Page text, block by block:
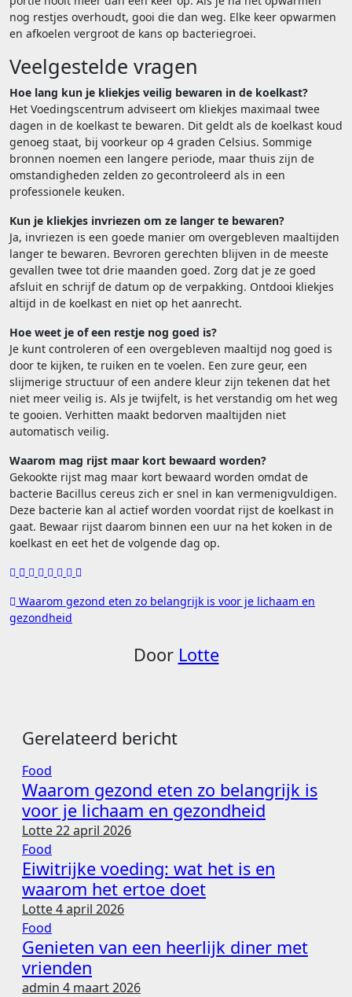
nog restjes overhoudt, gooi die dan weg. Elke keer opwarmen
en afkoelen vergroot de kans op bacteriegroei.
Veelgestelde vragen
Hoe lang kun je kliekjes veilig bewaren in de koelkast?
Het Voedingscentrum adviseert om kliekjes maximaal twee
dagen in de koelkast te bewaren. Dit geldt als de koelkast koud
genoeg staat, bij voorkeur op 4 graden Celsius. Sommige
bronnen noemen een langere periode, maar thuis zijn de
omstandigheden zelden zo gecontroleerd als in een
professionele keuken.
Kun je kliekjes invriezen om ze langer te bewaren?
Ja, invriezen is een goede manier om overgebleven maaltijden
langer te bewaren. Bevroren gerechten blijven in de meeste
gevallen twee tot drie maanden goed. Zorg dat je ze goed
afsluit en schrijf de datum op de verpakking. Ontdooi kliekjes
altijd in de koelkast en niet op het aanrecht.
Hoe weet je of een restje nog goed is?
Je kunt controleren of een overgebleven maaltijd nog goed is
door te kijken, te ruiken en te voelen. Een zure geur, een
slijmerige structuur of een andere kleur zijn tekenen dat het
niet meer veilig is. Als je twijfelt, is het verstandig om het weg
te gooien. Verhitten maakt bedorven maaltijden niet
automatisch veilig.
Waarom mag rijst maar kort bewaard worden?
Gekookte rijst mag maar kort bewaard worden omdat de
bacterie Bacillus cereus zich er snel in kan vermenigvuldigen.
Deze bacterie kan al actief worden voordat rijst de koelkast in
gaat. Bewaar rijst daarom binnen een uur na het koken in de
koelkast en eet het de volgende dag op.
Bericht
navigatie
Waarom gezond eten zo belangrijk is voor je lichaam en
gezondheid
Door Lotte
Gerelateerd bericht
Food
Waarom gezond eten zo belangrijk is
voor je lichaam en gezondheid
Lotte22 april 2026
Food
Eiwitrijke voeding: wat het is en
waarom het ertoe doet
Lotte4 april 2026
Food
Genieten van een heerlijk diner met
vrienden
admin 4 maart 2026